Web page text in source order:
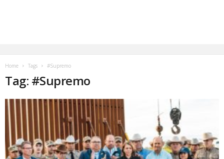
Home Tags #Supremo
Tag: #Supremo